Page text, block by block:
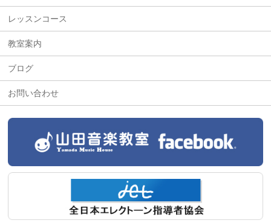
レッスンコース
教室案内
ブログ
お問い合わせ